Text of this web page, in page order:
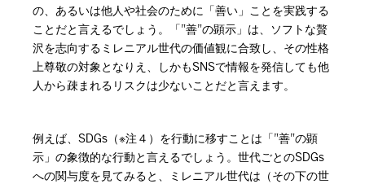
の、あるいは他人や社会のために「善い」ことを実践する
ことだと言えるでしょう。「”善”の顕示」は、ソフトな贅
沢を志向するミレニアル世代の価値観に合致し、その性格
上尊敬の対象となりえ、しかもSNSで情報を発信しても他
人から疎まれるリスクは少ないことだと言えます。
例えば、SDGs（※注４）を行動に移すことは「”善”の顕
示」の象徴的な行動と言えるでしょう。世代ごとのSDGs
への関与度を見てみると、ミレニアル世代は（その下の世